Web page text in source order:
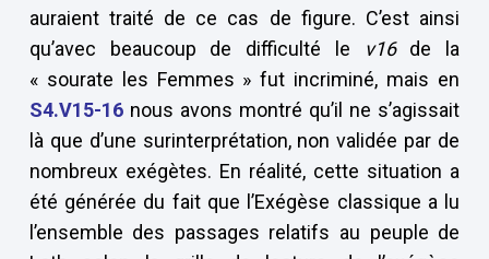
auraient traité de ce cas de figure. C’est ainsi
qu’avec beaucoup de difficulté le
v16de la
« sourate les Femmes » fut incriminé, mais en
S4.V15-16nous avons montré qu’il ne s’agissait
là que d’une surinterprétation, non validée par de
nombreux exégètes. En réalité, cette situation a
été générée du fait que l’Exégèse classique a lu
l’ensemble des passages relatifs au peuple de